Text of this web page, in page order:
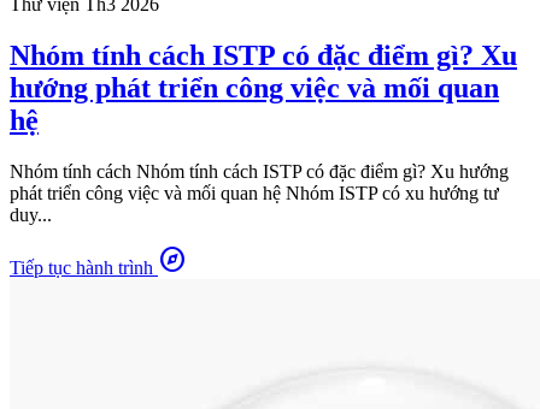
Thư viện Th3 2026
Nhóm tính cách ISTP có đặc điểm gì? Xu
hướng phát triển công việc và mối quan
hệ
Nhóm tính cách Nhóm tính cách ISTP có đặc điểm gì? Xu hướng
phát triển công việc và mối quan hệ Nhóm ISTP có xu hướng tư
duy...
Tiếp tục hành trình explore